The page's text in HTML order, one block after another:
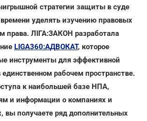
стратегии защиты в суде
уделять изучению правовых
права. ЛІГА:ЗАКОН разработала
LIGA360:АДВОКАТ, которое
инструменты для эффективной
рабочем пространстве.
к наибольшей базе НПА,
и информации о компаниях и
вы получаете ряд дополнительных